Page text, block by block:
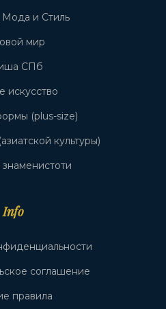
Мода и Стиль
мир
СПб
искусство
(plus-size)
культуры)
Info
соглашение
правила